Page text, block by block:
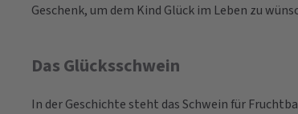
Geschenk, um dem Kind Glück im Leben zu
Das Glücksschwein
In der Geschichte steht das Schwein für